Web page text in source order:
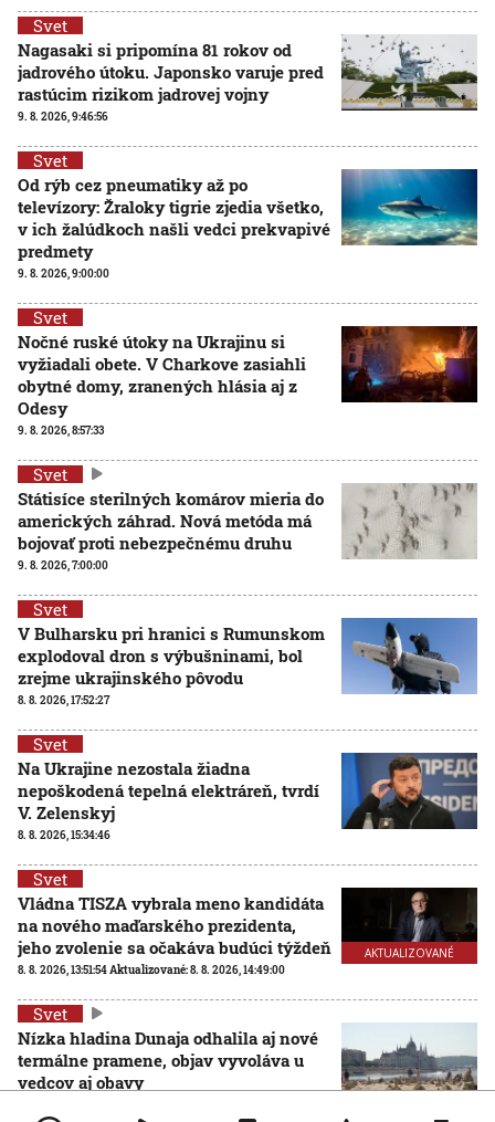
Svet
Nagasaki si pripomína 81 rokov od
jadrového útoku. Japonsko varuje pred
rastúcim rizikom jadrovej vojny
9. 8. 2026, 9:46:56
Svet
Od rýb cez pneumatiky až po
televízory: Žraloky tigrie zjedia všetko,
v ich žalúdkoch našli vedci prekvapivé
predmety
9. 8. 2026, 9:00:00
Svet
Nočné ruské útoky na Ukrajinu si
vyžiadali obete. V Charkove zasiahli
obytné domy, zranených hlásia aj z
Odesy
9. 8. 2026, 8:57:33
Svet
Státisíce sterilných komárov mieria do
amerických záhrad. Nová metóda má
bojovať proti nebezpečnému druhu
9. 8. 2026, 7:00:00
Svet
V Bulharsku pri hranici s Rumunskom
explodoval dron s výbušninami, bol
zrejme ukrajinského pôvodu
8. 8. 2026, 17:52:27
Svet
Na Ukrajine nezostala žiadna
nepoškodená tepelná elektráreň, tvrdí
V. Zelenskyj
8. 8. 2026, 15:34:46
AKTUALIZOVANÉ
Svet
Vládna TISZA vybrala meno kandidáta
na nového maďarského prezidenta,
jeho zvolenie sa očakáva budúci týždeň
8. 8. 2026, 13:51:54Aktualizované:8. 8. 2026, 14:49:00
Svet
Nízka hladina Dunaja odhalila aj nové
termálne pramene, objav vyvoláva u
vedcov aj obavy